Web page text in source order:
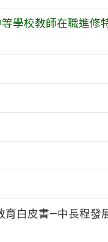
學校教師在職進
白皮書—中長程發